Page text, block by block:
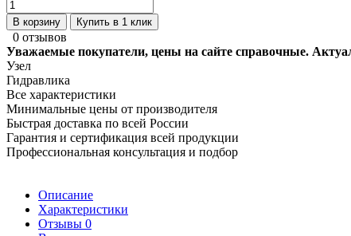
В корзину Купить в 1 клик
0 отзывов
Уважаемые покупатели, цены на сайте справочные.
Узел
Гидравлика
Все характеристики
Минимальные цены от производителя
Быстрая доставка по всей России
Гарантия и сертификация всей продукции
Профессиональная консультация и подбор
Описание
Характеристики
Отзывы 0